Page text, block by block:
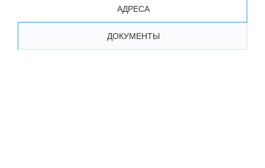
АДРЕСА
ДОКУМЕНТЫ